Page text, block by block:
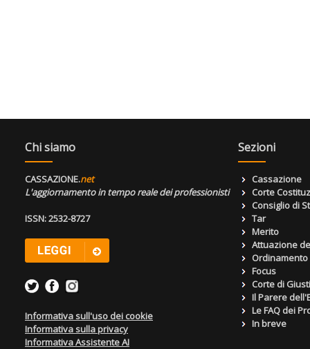
Chi siamo
CASSAZIONE.net
L'aggiornamento in tempo reale dei professionisti
ISSN: 2532-8727
Informativa sull'uso dei cookie
Informativa sulla privacy
Informativa Assistente AI
Sezioni
Cassazione
Corte
Consiglio di
Tar
Merito
Attuazione
Focus
Corte di
Il Parere
Le FAQ dei
In breve